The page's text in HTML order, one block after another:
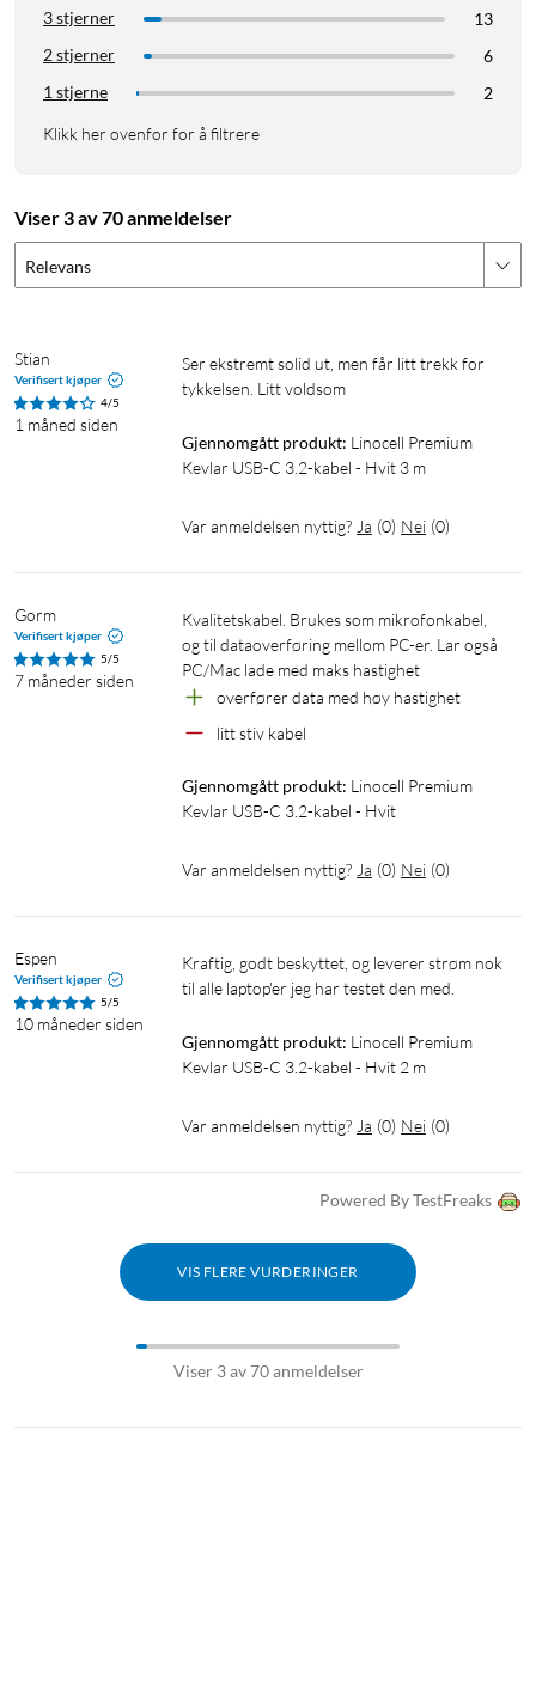
3 stjerner
13
2 stjerner
6
1 stjerne
2
Klikk her ovenfor for å filtrere
Viser 3 av 70 anmeldelser
Relevans
Stian
Verifisert kjøper
4/5
1 måned siden
Ser ekstremt solid ut, men får litt trekk for
tykkelsen. Litt voldsom
Gjennomgått produkt: Linocell Premium
Kevlar USB-C 3.2-kabel - Hvit 3 m
Var anmeldelsen nyttig? Ja (0) Nei (0)
Gorm
Verifisert kjøper
5/5
7 måneder siden
Kvalitetskabel. Brukes som mikrofonkabel,
og til dataoverføring mellom PC-er. Lar også
PC/Mac lade med maks hastighet
overfører data med høy hastighet
litt stiv kabel
Gjennomgått produkt: Linocell Premium
Kevlar USB-C 3.2-kabel - Hvit
Var anmeldelsen nyttig? Ja (0) Nei (0)
Espen
Verifisert kjøper
5/5
10 måneder siden
Kraftig, godt beskyttet, og leverer strøm nok
til alle laptop'er jeg har testet den med.
Gjennomgått produkt: Linocell Premium
Kevlar USB-C 3.2-kabel - Hvit 2 m
Var anmeldelsen nyttig? Ja (0) Nei (0)
Powered By TestFreaks
VIS FLERE VURDERINGER
Viser 3 av 70 anmeldelser